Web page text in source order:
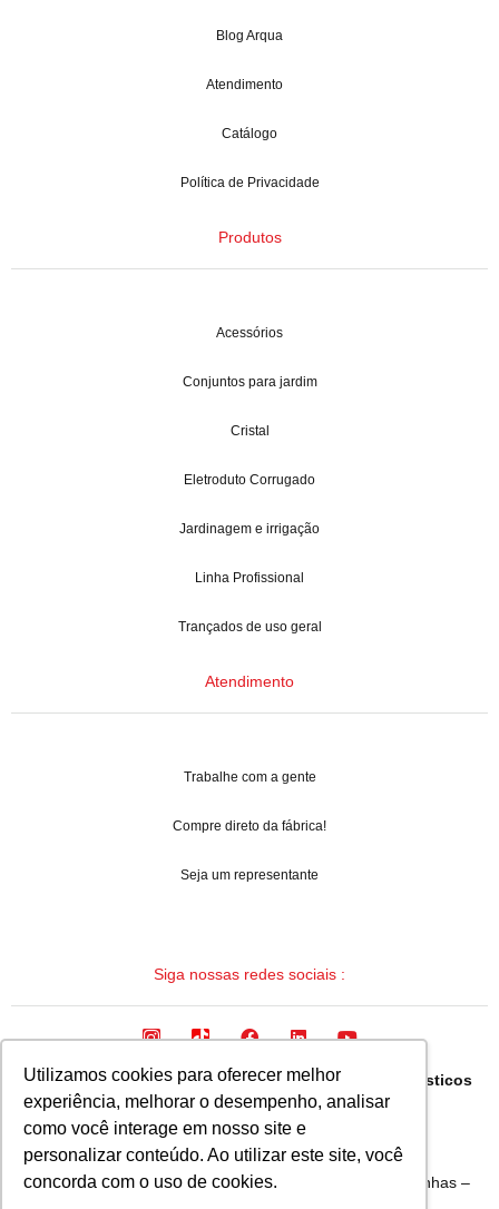
Utilizamos cookies para oferecer melhor
experiência, melhorar o desempenho, analisar
como você interage em nosso site e
personalizar conteúdo. Ao utilizar este site, você
concorda com o uso de cookies.
Blog Arqua
Atendimento
Catálogo
Política de Privacidade
Produtos
Acessórios
Conjuntos para jardim
Cristal
Eletroduto Corrugado
Jardinagem e irrigação
Linha Profissional
Trançados de uso geral
Atendimento
Trabalhe com a gente
Compre direto da fábrica!
Seja um representante
Siga nossas redes sociais :
Arqua Industria Brasileira de Mangueiras e Termoplasticos
Ltda.
CNPJ: 08.133.315/0001-19
Avenida Fausto Ribeiro da Silva, 1555 – Bairro Bandeirinhas –